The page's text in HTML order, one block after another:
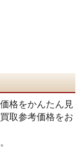
格をかんたん見
取参考価格をお